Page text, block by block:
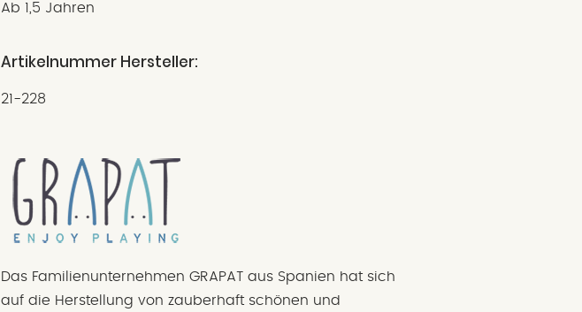
Ab 1,5 Jahren
Artikelnummer Hersteller:
21-228
Das Familienunternehmen GRAPAT aus Spanien hat sich
auf die Herstellung von zauberhaft schönen und